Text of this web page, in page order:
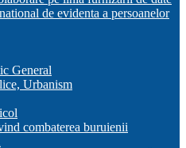
de evidenta a persoanelor
General
Urbanism
combaterea buruienii